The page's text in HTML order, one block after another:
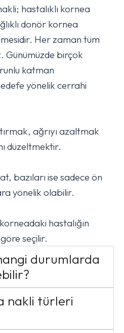
hastalıklı kornea
donör kornea
Her zaman tüm
Günümüzde birçok
katman
yönelik cerrahi
ağrıyı azaltmak
düzeltmektir.
bazıları ise sadece ön
yönelik olabilir.
hastalığın
seçilir.
durumlarda
nakli türleri